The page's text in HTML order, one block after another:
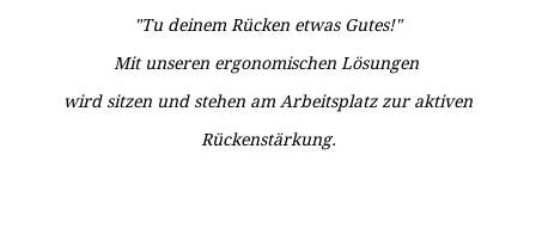
"Tu deinem Rücken etwas Gutes!"
Mit unseren ergonomischen Lösungen
wird sitzen und stehen am Arbeitsplatz zur aktiven
Rückenstärkung.